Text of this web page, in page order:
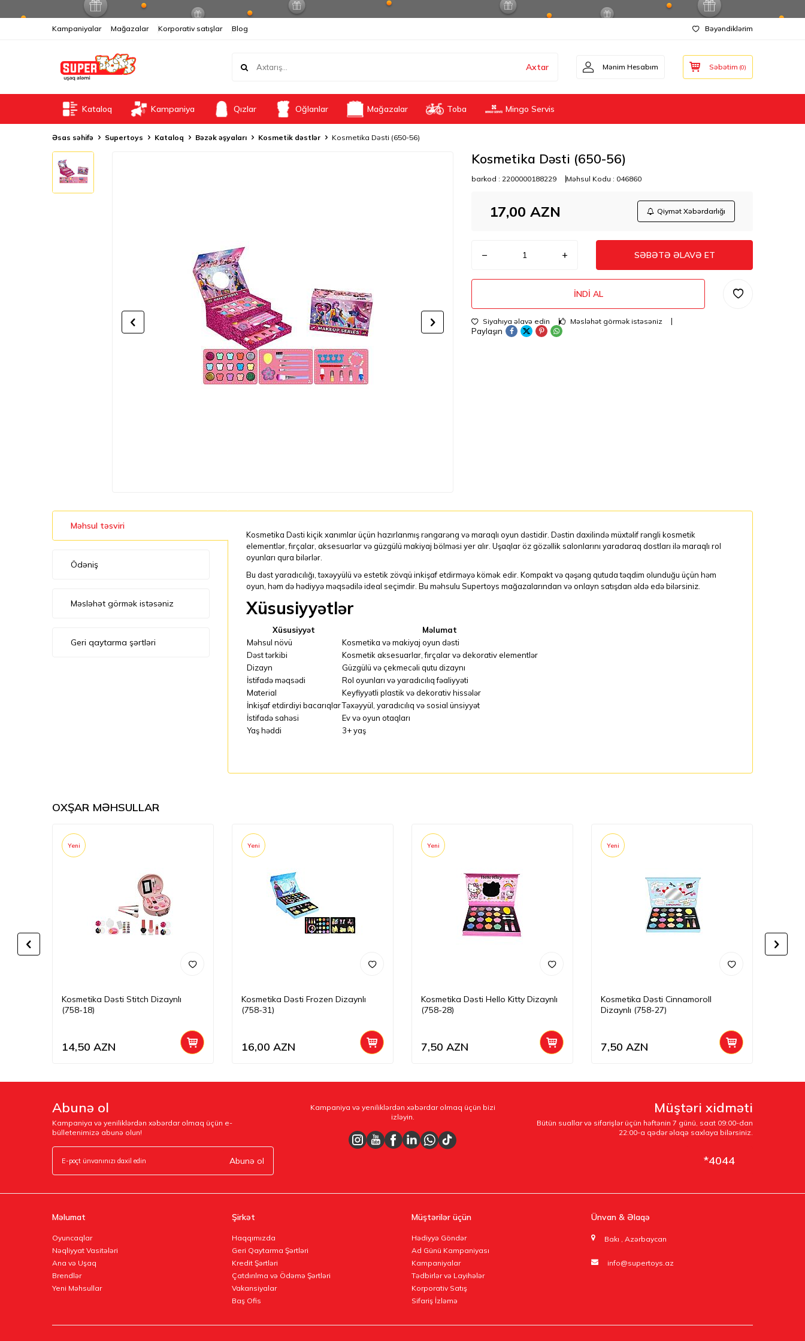
Kampaniyalar Mağazalar Korporativ satışlar Blog Bəyəndiklərim
Axtar Mənim Hesabım Səbətim (0)
Kataloq Kampaniya Qızlar Oğlanlar Mağazalar Toba Mingo Servis
Əsas səhifə Supertoys Kataloq Bəzək əşyaları Kosmetik dəstlər Kosmetika Dəsti (650-56)
Kosmetika Dəsti (650-56)
barkod : 2200000188229 Məhsul Kodu : 046860
17,00 AZN Qiymət Xəbərdarlığı
SƏBƏTƏ ƏLAVƏ ET
İNDI AL
Siyahıya əlavə edin Məsləhət görmək istəsəniz
Paylaşın
Məhsul təsviri
Ödəniş
Məsləhət görmək istəsəniz
Geri qaytarma şərtləri
Kosmetika Dəsti kiçik xanımlar üçün hazırlanmış rəngarəng və maraqlı oyun dəstidir. Dəstin daxilində müxtəlif rəngli kosmetik
elementlər, fırçalar, aksesuarlar və güzgülü makiyaj bölməsi yer alır. Uşaqlar öz gözəllik salonlarını yaradaraq dostları ilə maraqlı rol
oyunları qura bilərlər.
Bu dəst yaradıcılığı, təxəyyülü və estetik zövqü inkişaf etdirməyə kömək edir. Kompakt və qəşəng qutuda təqdim olunduğu üçün həm
oyun, həm də hədiyyə məqsədilə ideal seçimdir. Bu məhsulu Supertoys mağazalarından və onlayn satışdan əldə edə bilərsiniz.
Xüsusiyyətlər
Xüsusiyyət
Məlumat
Məhsul növü
Kosmetika və makiyaj oyun dəsti
Dəst tərkibi
Kosmetik aksesuarlar, fırçalar və dekorativ elementlər
Dizayn
Güzgülü və çekmecəli qutu dizaynı
İstifadə məqsədi
Rol oyunları və yaradıcılıq fəaliyyəti
Material
Keyfiyyətli plastik və dekorativ hissələr
İnkişaf etdirdiyi bacarıqlarTəxəyyül, yaradıcılıq və sosial ünsiyyət
İstifadə sahəsi
Ev və oyun otaqları
Yaş həddi
3+ yaş
OXŞAR MƏHSULLAR
Yeni
Kosmetika Dəsti Stitch Dizaynlı
(758-18)
14,50 AZN
Yeni
Kosmetika Dəsti Frozen Dizaynlı
(758-31)
16,00 AZN
Yeni
Kosmetika Dəsti Hello Kitty Dizaynlı
(758-28)
7,50 AZN
Yeni
Kosmetika Dəsti Cinnamoroll
Dizaynlı (758-27)
7,50 AZN
Abunə ol
Kampaniya və yeniliklərdən xəbərdar olmaq üçün e-
bülletenimizə abunə olun!
Abunə ol
Kampaniya və yeniliklərdən xəbərdar olmaq üçün bizi
izləyin.
Müştəri xidməti
Bütün suallar və sifarişlər üçün həftənin 7 günü, saat 09:00-dan
22:00-a qədər əlaqə saxlaya bilərsiniz.
*4044
Məlumat
Oyuncaqlar
Nəqliyyat Vasitələri
Ana və Uşaq
Brendlər
Yeni Məhsullar
Şirkət
Haqqımızda
Geri Qaytarma Şərtləri
Kredit Şərtləri
Çatdırılma və Ödəmə Şərtləri
Vakansiyalar
Baş Ofis
Müştərilər üçün
Hədiyyə Göndər
Ad Günü Kampaniyası
Kampaniyalar
Tədbirlər və Layihələr
Korporativ Satış
Sifariş İzləmə
Ünvan & Əlaqə
Bakı , Azərbaycan
info@supertoys.az